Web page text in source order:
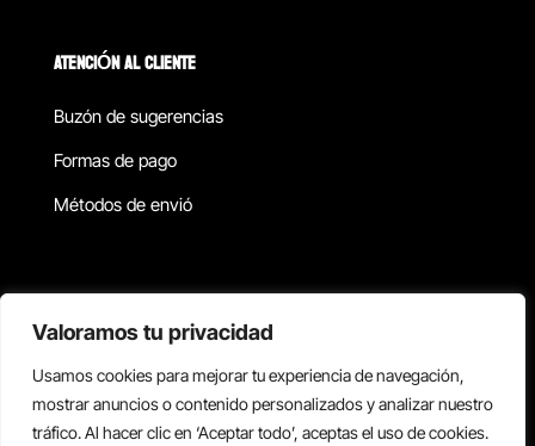
Valoramos tu privacidad
Usamos cookies para mejorar tu experiencia de navegación,
mostrar anuncios o contenido personalizados y analizar nuestro
tráfico. Al hacer clic en ‘Aceptar todo’, aceptas el uso de cookies.
ATENCIÓN AL CLIENTE
Buzón de sugerencias
Formas de pago
Métodos de envió
Copyright © 2026 Reisix. Todos los derechos reservados.